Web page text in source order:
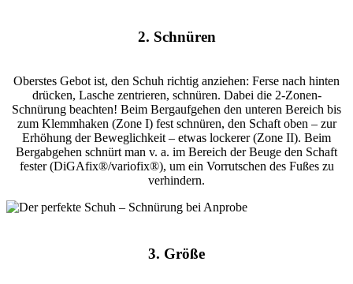
2. Schnüren
Oberstes Gebot ist, den Schuh richtig anziehen: Ferse nach hinten
drücken, Lasche zentrieren, schnüren. Dabei die 2-Zonen-
Schnürung beachten! Beim Bergaufgehen den unteren Bereich bis
zum Klemmhaken (Zone I) fest schnüren, den Schaft oben – zur
Erhöhung der Beweglichkeit – etwas lockerer (Zone II). Beim
Bergabgehen schnürt man v. a. im Bereich der Beuge den Schaft
fester (DiGAfix®/variofix®), um ein Vorrutschen des Fußes zu
verhindern.
3. Größe